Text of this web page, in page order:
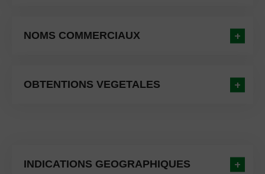
NOMS COMMERCIAUX
OBTENTIONS VEGETALES
INDICATIONS GEOGRAPHIQUES